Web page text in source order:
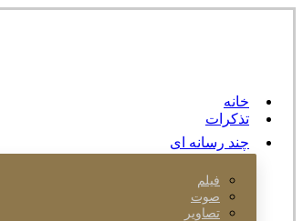
خانه
تذکرات
چند رسانه ای
فیلم
صوت
تصاویر